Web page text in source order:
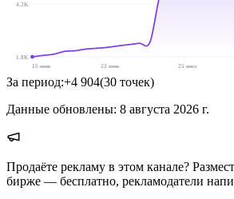
4.2K
1.8K
15 июн
22 июн 25 июл
За период:+4 904(30 точек)
Данные обновлены: 8 августа 2026 г.
Продаёте рекламу в этом канале?
бирже — бесплатно, рекламодатели